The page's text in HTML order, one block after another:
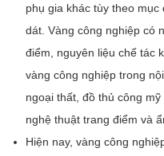
phụ gia khác tùy theo
dát. Vàng công nghiệp có
điểm, nguyên liệu chế tác
vàng công nghiệp trong
ngoại thất, đồ thủ công
nghệ thuật trang điểm và
Hiện nay, vàng công